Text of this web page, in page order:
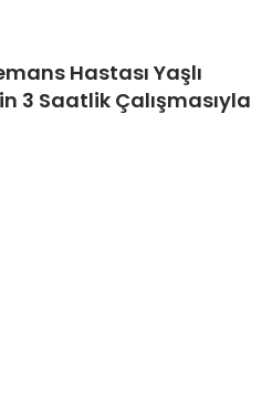
Hastası Yaşlı
3 Saatlik Çalışmasıyla